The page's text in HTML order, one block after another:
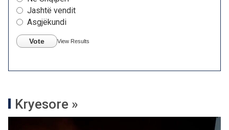
Jashtë vendit
Asgjëkundi
Vote View Results
Kryesore »